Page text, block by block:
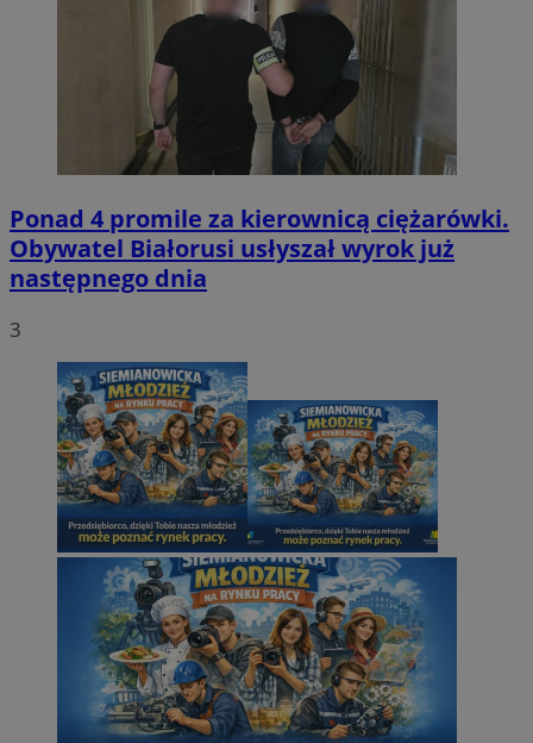
Ponad 4 promile za kierownicą ciężarówki.
Obywatel Białorusi usłyszał wyrok już
następnego dnia
3